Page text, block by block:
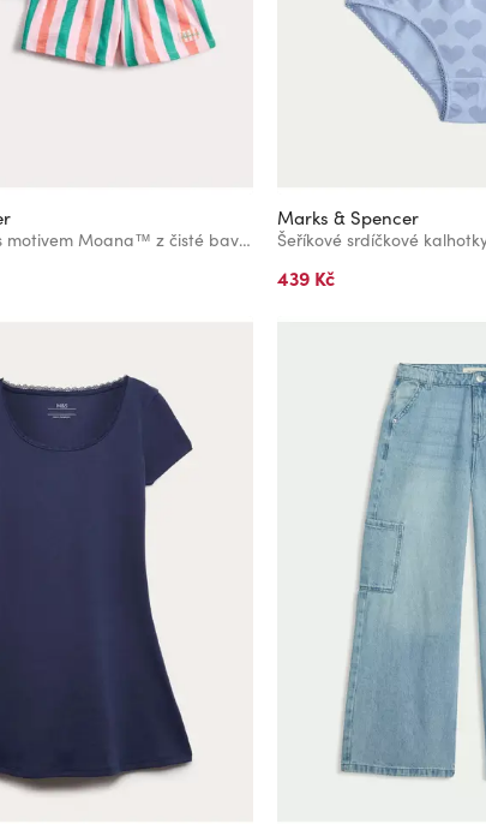
Dvoudílný outfit s motivem Moana™ z čisté bavlny (2–8 let) Marks & Spencer růžová
Marks & Spencer
439 Kč